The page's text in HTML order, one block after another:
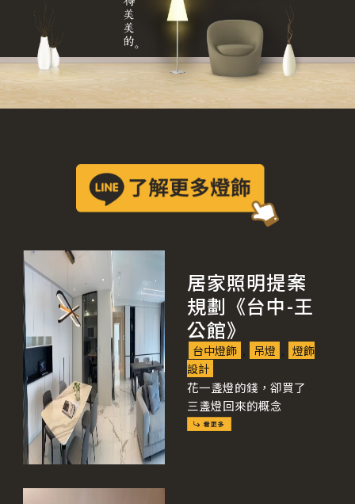
居家照明提案
規劃《台中-王
公館》
台中燈飾 吊燈
燈飾
設計
花一盞燈的錢，卻買了
三盞燈回來的概念